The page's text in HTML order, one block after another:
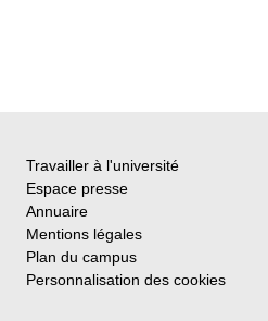
Travailler à l'université
Espace presse
Annuaire
Mentions légales
Plan du campus
Personnalisation des cookies